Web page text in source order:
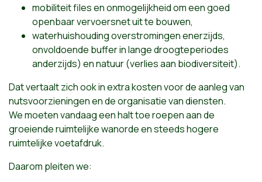
mobiliteit files en onmogelijkheid om een goed
openbaar vervoersnet uit te bouwen,
waterhuishouding overstromingen enerzijds,
onvoldoende buffer in lange droogteperiodes
anderzijds) en natuur (verlies aan biodiversiteit).
Dat vertaalt zich ook in extra kosten voor de aanleg van
nutsvoorzieningen en de organisatie van diensten.
We moeten vandaag een halt toe roepen aan de
groeiende ruimtelijke wanorde en steeds hogere
ruimtelijke voetafdruk.
Daarom pleiten we: